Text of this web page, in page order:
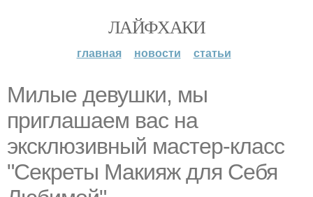
ЛАЙФХАКИ
главная новости статьи
Милые девушки, мы
приглашаем вас на
эксклюзивный мастер-класс
"Секреты Макияж для Себя